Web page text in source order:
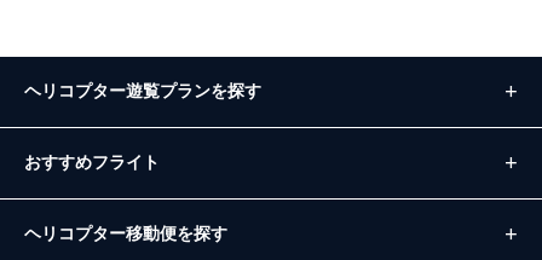
ヘリコプター遊覧プランを探す
おすすめフライト
ヘリコプター移動便を探す